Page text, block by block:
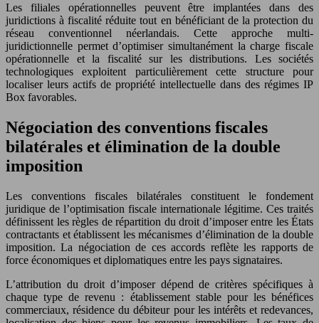
Les filiales opérationnelles peuvent être implantées dans des
juridictions à fiscalité réduite tout en bénéficiant de la protection du
réseau conventionnel néerlandais. Cette approche multi-
juridictionnelle permet d’optimiser simultanément la charge fiscale
opérationnelle et la fiscalité sur les distributions. Les sociétés
technologiques exploitent particulièrement cette structure pour
localiser leurs actifs de propriété intellectuelle dans des régimes IP
Box favorables.
Négociation des conventions fiscales
bilatérales et élimination de la double
imposition
Les conventions fiscales bilatérales constituent le fondement
juridique de l’optimisation fiscale internationale légitime. Ces traités
définissent les règles de répartition du droit d’imposer entre les États
contractants et établissent les mécanismes d’élimination de la double
imposition. La négociation de ces accords reflète les rapports de
force économiques et diplomatiques entre les pays signataires.
L’attribution du droit d’imposer dépend de critères spécifiques à
chaque type de revenu : établissement stable pour les bénéfices
commerciaux, résidence du débiteur pour les intérêts et redevances,